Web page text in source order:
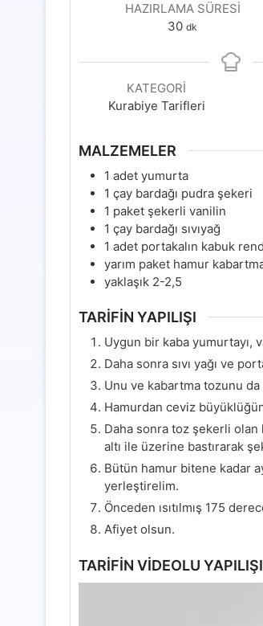
HAZIRLAMA SÜRESI
30dakika
dk
KATEGORI
Kurabiye Tarifleri
MALZEMELER
1 adet yumurta
1 çay bardağı pudra şekeri
1 paket şekerli vanilin
1 çay bardağı sıvıyağ
1 adet portakalın kabuk
yarım paket hamur
yaklaşık 2-2,5
TARİFİN YAPILIŞI
Uygun bir kaba yumurtayı,
Daha sonra sıvı yağı ve
Unu ve kabartma tozunu da
Hamurdan ceviz
Daha sonra toz şekerli olan
altı ile üzerine bastırarak
Bütün hamur bitene kadar
yerleştirelim.
Önceden ısıtılmış 175
Afiyet olsun.
TARİFİN VİDEOLU YAPILIŞI